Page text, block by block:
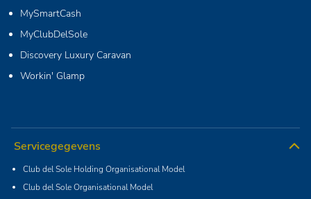
MySmartCash
MyClubDelSole
Discovery Luxury Caravan
Workin' Glamp
Servicegegevens
Club del Sole Holding Organisational Model
Club del Sole Organisational Model